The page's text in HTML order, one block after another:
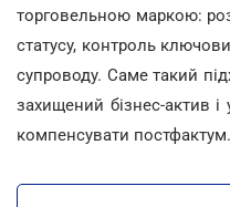
торговельною маркою:
статусу, контроль
супроводу. Саме такий
захищений бізнес-актив
компенсувати постфактум.